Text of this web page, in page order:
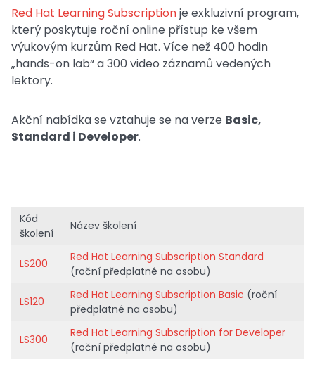
Red Hat Learning Subscriptionje exkluzivní program,
který poskytuje roční online přístup ke všem
výukovým kurzům Red Hat. Více než 400 hodin
„hands-on lab“ a 300 video záznamů vedených
lektory.
Akční nabídka se vztahuje se na verze Basic,
Standard i Developer.
Kód
školení
Název školení
LS200
Red Hat Learning Subscription Standard
(roční předplatné na osobu)
LS120 Red Hat Learning Subscription Basic (roční
předplatné na osobu)
LS300
Red Hat Learning Subscription for Developer
(roční předplatné na osobu)